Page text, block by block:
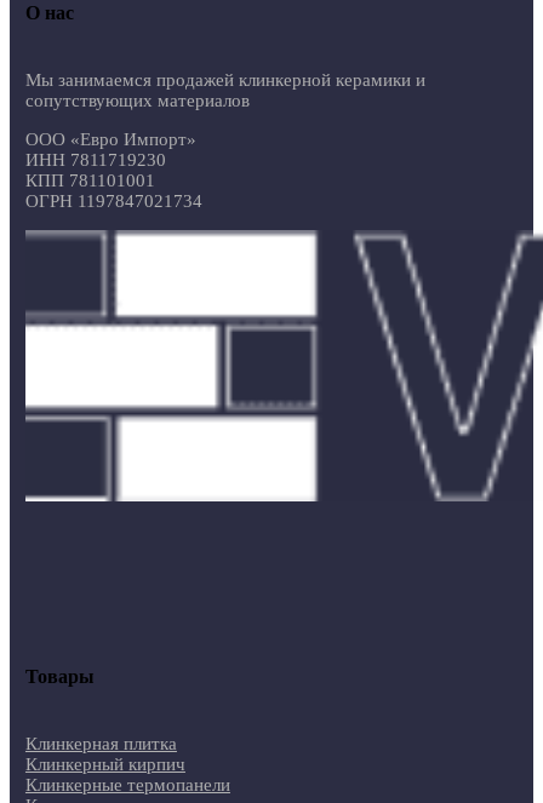
О нас
Мы занимаемся продажей клинкерной керамики и
сопутствующих материалов
ООО «Евро Импорт»
ИНН 7811719230
КПП 781101001
ОГРН 1197847021734
Товары
Клинкерная плитка
Клинкерный кирпич
Клинкерные термопанели